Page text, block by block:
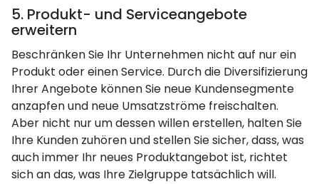
5. Produkt- und Serviceangebote
erweitern
Beschränken Sie Ihr Unternehmen nicht auf nur ein
Produkt oder einen Service. Durch die Diversifizierung
Ihrer Angebote können Sie neue Kundensegmente
anzapfen und neue Umsatzströme freischalten.
Aber nicht nur um dessen willen erstellen, halten Sie
Ihre Kunden zuhören und stellen Sie sicher, dass, was
auch immer Ihr neues Produktangebot ist, richtet
sich an das, was Ihre Zielgruppe tatsächlich will.